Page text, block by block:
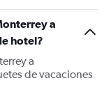
a
hotel?
a
de vacaciones